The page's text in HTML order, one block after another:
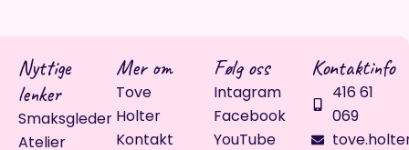
Nyttige
lenker
Smaksgleder
Atelier
Mer om
Tove
Holter
Kontakt
Følg oss
Intagram
Facebook
YouTube
Kontaktinfo
416 61
069